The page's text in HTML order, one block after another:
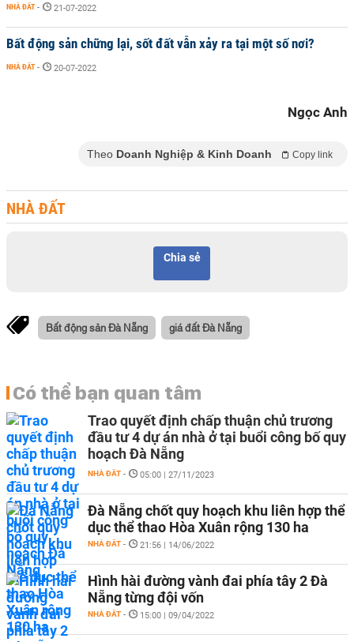
NHÀ ĐẤT - 21-07-2022
Bất động sản chững lại, sốt đất vẫn xảy ra tại một số nơi?
NHÀ ĐẤT - 20-07-2022
Ngọc Anh
Theo Doanh Nghiệp & Kinh Doanh Copy link
NHÀ ĐẤT
Chia sẻ
Bất động sản Đà Nẵng giá đất Đà Nẵng
Có thể bạn quan tâm
Trao quyết định chấp thuận chủ trương
đầu tư 4 dự án nhà ở tại buổi công bố quy
hoạch Đà Nẵng
NHÀ ĐẤT - 05:00 | 27/11/2023
Đà Nẵng chốt quy hoạch khu liên hợp thể
dục thể thao Hòa Xuân rộng 130 ha
NHÀ ĐẤT - 21:56 | 14/06/2022
Hình hài đường vành đai phía tây 2 Đà
Nẵng từng đội vốn
NHÀ ĐẤT - 15:00 | 09/04/2022